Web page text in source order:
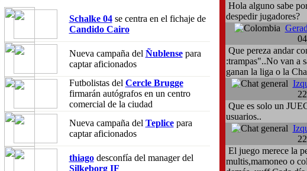
Schalke 04se centra en el fichaje de
Candido Cairo
Nueva campaña del Ñublensepara
captar aficionados
Futbolistas del Cercle Brugge
firmarán autógrafos en un centro
comercial de la ciudad
Nueva campaña del Teplicepara
captar aficionados
thiagodesconfía del manager del
Silkeborg IF
Hola alguno sabe
despedir jugadores?
Que pereza andar
:trampas"..No van a
ganan la liga o la
Que es solo un
usuarios..
El juego merece la
multis,mamoneo o